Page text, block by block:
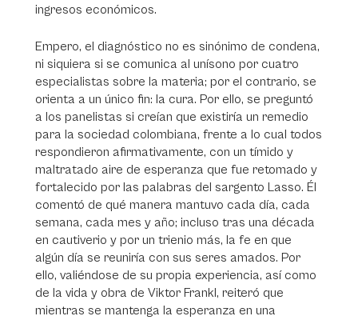
ingresos económicos.
Empero, el diagnóstico no es sinónimo de condena,
ni siquiera si se comunica al unísono por cuatro
especialistas sobre la materia; por el contrario, se
orienta a un único fin: la cura. Por ello, se preguntó
a los panelistas si creían que existiría un remedio
para la sociedad colombiana, frente a lo cual todos
respondieron afirmativamente, con un tímido y
maltratado aire de esperanza que fue retomado y
fortalecido por las palabras del sargento Lasso. Él
comentó de qué manera mantuvo cada día, cada
semana, cada mes y año; incluso tras una década
en cautiverio y por un trienio más, la fe en que
algún día se reuniría con sus seres amados. Por
ello, valiéndose de su propia experiencia, así como
de la vida y obra de Viktor Frankl, reiteró que
mientras se mantenga la esperanza en una